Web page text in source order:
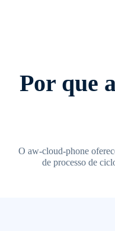
Por que
O aw-cloud-phone
de processo de